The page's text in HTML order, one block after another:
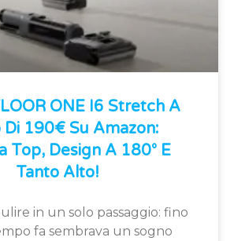
ONE I6 Stretch A
Di 190€ Su Amazon:
Top, Design A 180° E
Tanto Alto!
in un solo passaggio: fino
fa sembrava un sogno